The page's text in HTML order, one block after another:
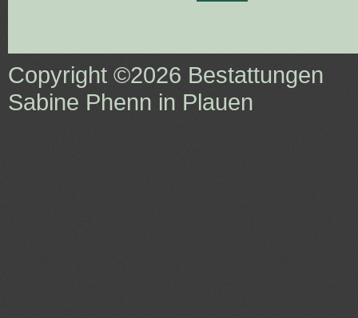
Copyright ©2026 Bestattungen
Sabine Phenn in Plauen